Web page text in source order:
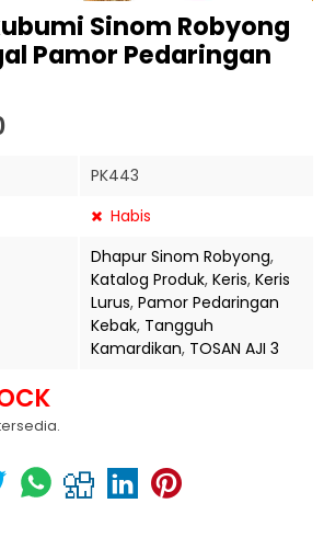
Sinom Robyong
Pamor Pedaringan
PK443
Habis
Dhapur Sinom Robyong,
Katalog Produk, Keris, Keris
Lurus, Pamor Pedaringan
Kebak, Tangguh
Kamardikan, TOSAN AJI 3